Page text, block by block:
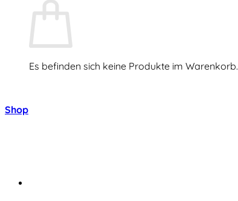
Es befinden sich keine Produkte im Warenkorb.
Shop